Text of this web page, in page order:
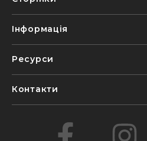
Інформація
Ресурси
Контакти